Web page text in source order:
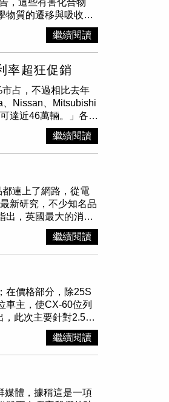
往更加出色。（圖
調節巡航、LKAS車
安全配置，也讓家庭
款最大的意義，並
性、科技配備與駕馭
、20.5km/L平均油
力，更有能力持續
顯提升許多。（圖
e:HEV最大的優勢是
網站：
。各車規之實際規
告篇幅亦可能未盡完
示車價皆含舊換新政
助與否以政府最終
詳細辦法以政府法
於專案活動期間內
公司並保留最後核准
2022-10-best-
技安全系統及其他主
路況、載重、風阻、
為輔助功能，儀器判
密切留意周遭環境。l
區不適用本新聞稿所
修改或終止本新聞
第二排尊榮獨立座
質感」不僅具備豪華
WiSE智慧安全輔助
助系統（全速域）、
，並同步搭載 BCA
科技，提供更安心
區顯影輔助系統，
年式The new
的朋友們，本月入主
含隔熱紙、電子後視
高壓電池八年不限里
續指，除賽事轉播
並設有Kahoot棒球知
，讓球迷不僅觀賽過
現場，用滿場的國旗
，這些有害化合物
物質的遷移與吸收，
織Arnika參與的歐洲
，以及電商平台
），超過四分之三的
可能干擾荷爾蒙系
315mg/kg，遠超過
Wireless與Bose
如Samsung Galaxy
產品，合成塑料中的
若合併多種來源的化
有發現微量的鄰苯二
取行動，禁止所有類
隊強調，唯有建立
毒」污染，從而真
及Sennheiser等，
繼續閱讀
率超狂促銷
占，不過相比去年
、Nissan、Mitsubishi
達近46萬輛。」各大
惠，讓消費者能以更
輛，與去年同期
價分別為92.6萬
比原價便宜20萬元，
金折抵30萬元，換
、100萬24期0利率
去年同期相比衰退
Up與Zinger指定車
牌就有1.2萬配件
（Luxgen）n⁷熱賣
饋；燃油車U6和
本月入主還可享5年
6萬元，至於進口身
方萬民攝）近期喊出
積銷量20,570輛，
推出「Venue職
大系統原廠保固，優
尾門＋科技環景套
都會小休旅Venue靈
掛牌數拿下品牌全
不僅Focus Wagon
繼續閱讀
連上了網路，從電
新研究，不少知名品
出，英國最大的消費
度、資料安全、資料
能「偷聽」使用者的
這三款空氣炸
用程式甚至連接到
在設置帳戶時提供
用錄音權限，該裝置
空氣炸鍋內並沒有設
要搭配小米自家的AI
配合計畫，所以移除
Which?》的專家測試
。而研究發現，華
查看已安裝的所有
中已經向用戶明確
，要求用戶輸入郵遞
繼續閱讀
在價格部分，除25S
車主，使CX-60位列
此次主要針對2.5升
，售價維持118.9萬
底前入主25S AWD
引輔助的Mazda
新增雙模式大型全景
萬元；高階車型CX-
部辨識個人化系
繼續閱讀
媒體，據稱這是一項